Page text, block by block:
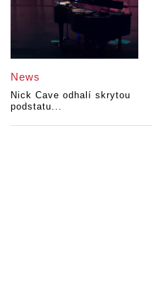
News
Nick Cave odhalí skrytou
podstatu...